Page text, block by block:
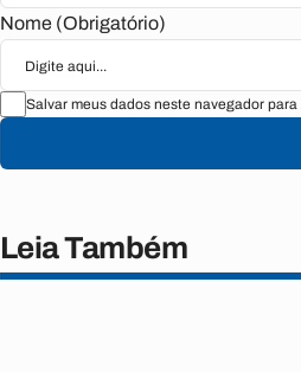
Nome (Obrigatório)
Salvar meus dados neste navegador
Leia Também